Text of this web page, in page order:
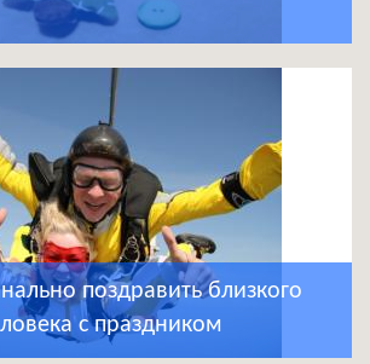
поздравить близкого
с праздником